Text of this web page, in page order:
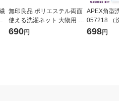
無印良品 ポリエステル両面
使える洗濯ネット 大物用 約
直径47×高さ37cm 良品計画
690円
APEX角型洗濯
057218 （洗濯
イヤ
698円